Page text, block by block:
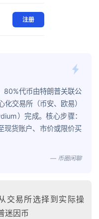
注册
80%代币由特朗普关联公
交易所（币安、欧易）
）完成。核心步骤：
现货账户、市价或限价买
— 币圈闲聊
交易所选择到实际操
迷因币